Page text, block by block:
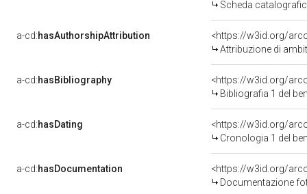
Scheda
a-cd:hasAuthorshipAttribution
<https://w3id.org/
Attribuzione di
a-cd:hasBibliography
<https://w3id.org/
Bibliografia 1 del
a-cd:hasDating
<https://w3id.org/
Cronologia 1 del
a-cd:hasDocumentation
Documentazione